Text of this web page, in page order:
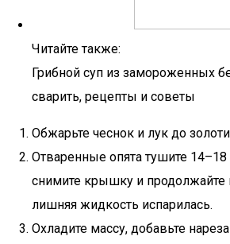
Читайте также:
Грибной суп из замороженных
сварить, рецепты и советы
Обжарьте чеснок и лук до
Отваренные опята тушите 14–18
снимите крышку и продолжайте
лишняя жидкость испарилась.
Охладите массу, добавьте